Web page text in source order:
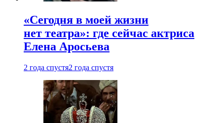
«Сегодня в моей жизни
нет театра»: где сейчас актриса
Елена Аросьева
2 года спустя2 года спустя